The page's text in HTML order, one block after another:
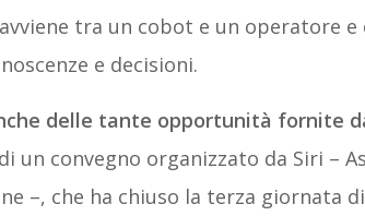
tra un cobot e un operatore e
e decisioni.
delle tante opportunità fornite
un convegno organizzato da Siri –
–, che ha chiuso la terza giornata di